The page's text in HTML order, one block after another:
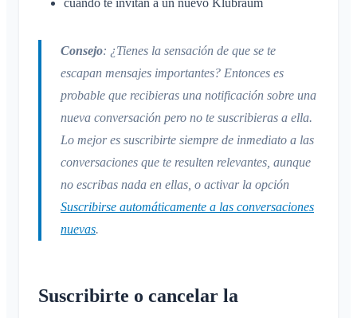
Permisos de acceso de la app
Cerrar la cuenta
Gestionar Áreas
Solicitud de adhesión en la web del club
Cambiar el nombre del Klubraum
Cerrar el Klubraum
cuando te invitan a un nuevo Klubraum
Consejo: ¿Tienes la sensación de que se te
escapan mensajes importantes? Entonces es
probable que recibieras una notificación sobre una
nueva conversación pero no te suscribieras a ella.
Lo mejor es suscribirte siempre de inmediato a las
conversaciones que te resulten relevantes, aunque
no escribas nada en ellas, o activar la opción
Suscribirse automáticamente a las conversaciones
nuevas.
Suscribirte o cancelar la